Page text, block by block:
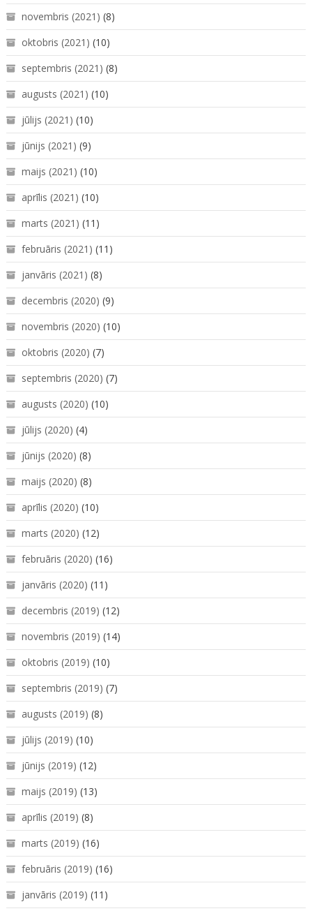
novembris (2021) (8)
oktobris (2021) (10)
septembris (2021) (8)
augusts (2021) (10)
jūlijs (2021) (10)
jūnijs (2021) (9)
maijs (2021) (10)
aprīlis (2021) (10)
marts (2021) (11)
februāris (2021) (11)
janvāris (2021) (8)
decembris (2020) (9)
novembris (2020) (10)
oktobris (2020) (7)
septembris (2020) (7)
augusts (2020) (10)
jūlijs (2020) (4)
jūnijs (2020) (8)
maijs (2020) (8)
aprīlis (2020) (10)
marts (2020) (12)
februāris (2020) (16)
janvāris (2020) (11)
decembris (2019) (12)
novembris (2019) (14)
oktobris (2019) (10)
septembris (2019) (7)
augusts (2019) (8)
jūlijs (2019) (10)
jūnijs (2019) (12)
maijs (2019) (13)
aprīlis (2019) (8)
marts (2019) (16)
februāris (2019) (16)
janvāris (2019) (11)